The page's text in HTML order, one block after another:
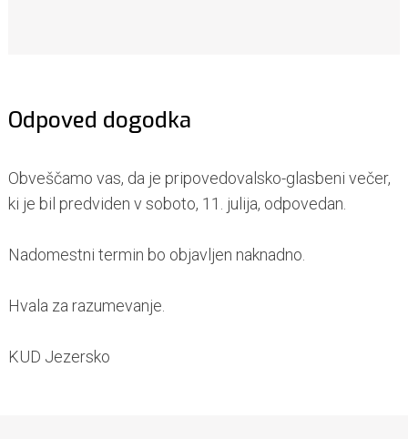
Odpoved dogodka
Obveščamo vas, da je pripovedovalsko-glasbeni večer,
ki je bil predviden v soboto, 11. julija, odpovedan.
Nadomestni termin bo objavljen naknadno.
Hvala za razumevanje.
KUD Jezersko